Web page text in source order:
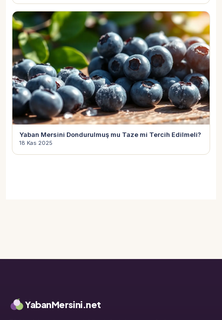
Yaban Mersini Dondurulmuş mu Taze mi Tercih Edilmeli?
18 Kas 2025
YabanMersini.net